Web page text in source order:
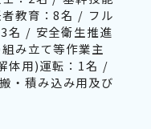
教育：8名 / フル
名 / 安全衛生推進
み立て等作業主
体用)運転：1名 /
・積み込み用及び